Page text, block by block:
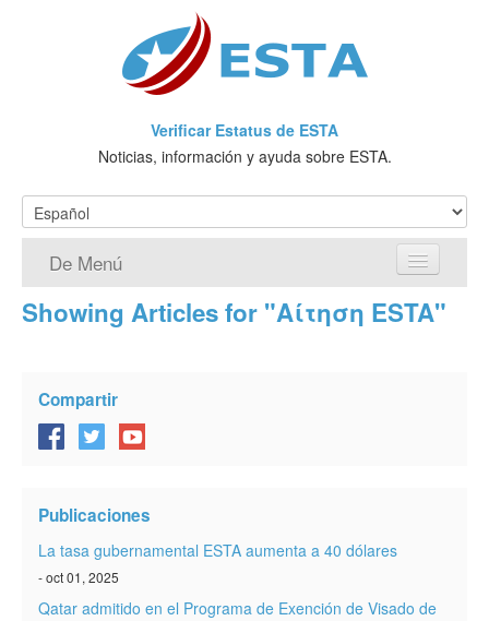
Verificar Estatus de ESTA
Noticias, información y ayuda sobre ESTA.
De Menú
Página de inicio
¿Qué es ESTA?
VWP
ESTA Información
Contacto
Showing Articles for "Αίτηση ESTA"
Compartir
Publicaciones
La tasa gubernamental ESTA aumenta a 40 dólares
- oct 01, 2025
Qatar admitido en el Programa de Exención de Visado de